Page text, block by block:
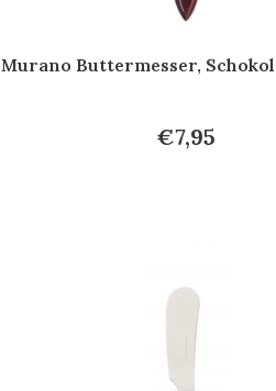
Murano Buttermesser,
€7,95